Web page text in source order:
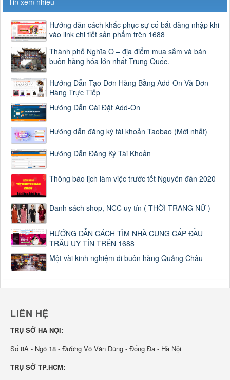
Hướng dẫn cách khắc phục sự cố bắt đăng nhập khi
vào link chi tiết sản phẩm trên 1688
Thành phố Nghĩa Ô – địa điểm mua sắm và bán
buôn hàng hóa lớn nhất Trung Quốc.
Hướng Dẫn Tạo Đơn Hàng Bằng Add-On Và Đơn
Hàng Trực Tiếp
Hướng Dẫn Cài Đặt Add-On
Hướng dẫn đăng ký tài khoản Taobao (Mới nhất)
Hướng Dẫn Đăng Ký Tài Khoản
Thông báo lịch làm việc trước tết Nguyên đán 2020
Danh sách shop, NCC uy tín ( THỜI TRANG NỮ )
HƯỚNG DẪN CÁCH TÌM NHÀ CUNG CẤP ĐẦU
TRÂU UY TÍN TRÊN 1688
Một vài kinh nghiệm đi buôn hàng Quảng Châu
LIÊN HỆ
TRỤ SỞ HÀ NỘI:
Số 8A - Ngõ 18 - Đường Võ Văn Dũng - Đống Đa - Hà Nội
TRỤ SỞ TP.HCM: